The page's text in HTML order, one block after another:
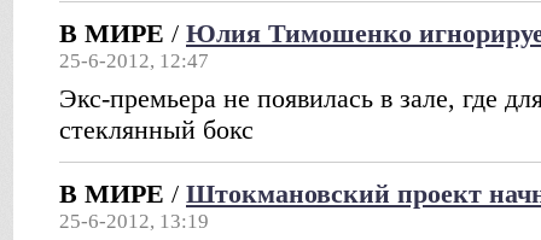
В МИРЕ / Юлия Тимошенко
25-6-2012, 12:47
Экс-премьера не появилась в зале, где
стеклянный бокс
В МИРЕ / Штокмановский проект
25-6-2012, 13:19